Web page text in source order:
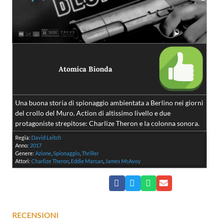
RECENSIONI
Atomica Bionda
Una buona storia di spionaggio ambientata a Berlino nei giorni
del crollo del Muro. Action di altissimo livello e due
protagoniste strepitose: Charlize Theron e la colonna sonora.
Regia: David Leitch
Anno: 2017
Genere: Azione Spionaggio Thriller
Attori: Charlize Theron Eddie Marsan James McAvoy